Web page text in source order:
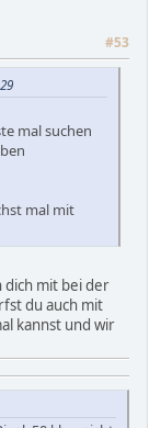
#53
mal suchen
mal mit
dich mit bei der
du auch mit
kannst und wir